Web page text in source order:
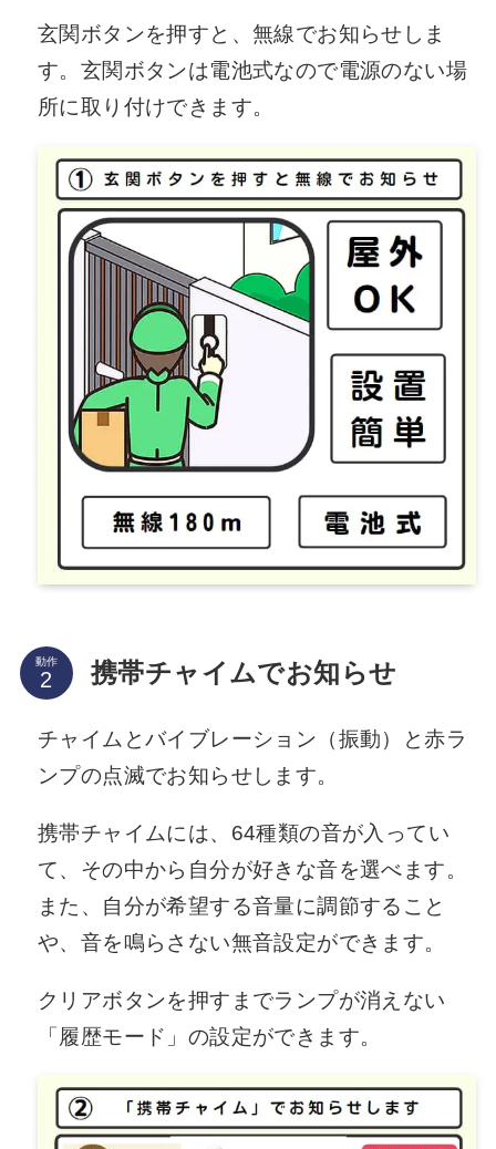
玄関ボタンを押すと、無線でお知らせしま
す。玄関ボタンは電池式なので電源のない場
所に取り付けできます。
動作 携帯チャイムでお知らせ
チャイムとバイブレーション（振動）と赤ラ
ンプの点滅でお知らせします。
携帯チャイムには、64種類の音が入ってい
て、その中から自分が好きな音を選べます。
また、自分が希望する音量に調節すること
や、音を鳴らさない無音設定ができます。
クリアボタンを押すまでランプが消えない
「履歴モード」の設定ができます。